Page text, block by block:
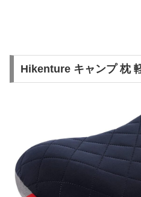
Hikenture キャンプ 枕